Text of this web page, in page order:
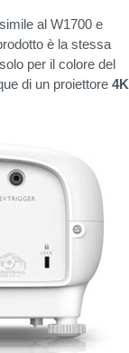
al W1700 e
è la stessa
per il colore del
di un proiettore 4K